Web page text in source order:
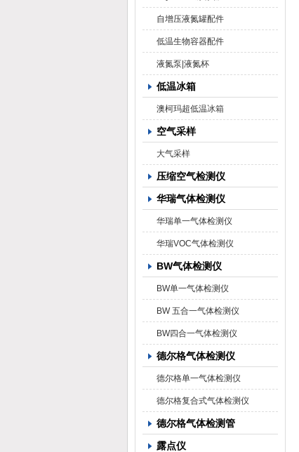
自增压液氮罐配件
低温生物容器配件
液氮泵|液氮杯
低温冰箱
澳柯玛超低温冰箱
空气采样
大气采样
压缩空气检测仪
华瑞气体检测仪
华瑞单一气体检测仪
华瑞VOC气体检测仪
BW气体检测仪
BW单一气体检测仪
BW 五合一气体检测仪
BW四合一气体检测仪
德尔格气体检测仪
德尔格单一气体检测仪
德尔格复合式气体检测仪
德尔格气体检测管
露点仪